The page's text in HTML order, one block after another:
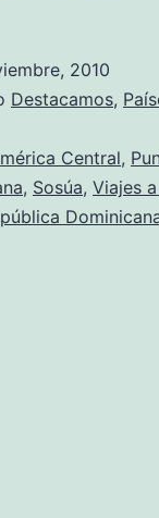
2010
Destacamos,
Central,
, Sosúa, Viajes